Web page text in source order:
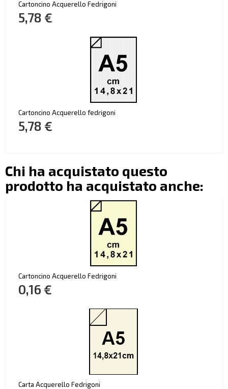
Cartoncino Acquerello Fedrigoni
5,78 €
Cartoncino Acquerello fedrigoni
5,78 €
Chi ha acquistato questo
prodotto ha acquistato anche:
Cartoncino Acquerello Fedrigoni
0,16 €
Carta Acquerello Fedrigoni